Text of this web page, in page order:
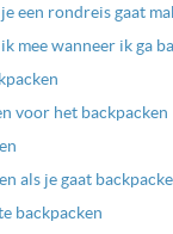
een rondreis gaat
mee wanneer ik ga
voor het backpacken
als je gaat
backpacken